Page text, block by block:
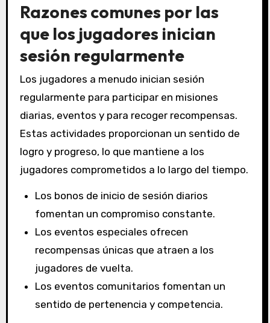
Razones comunes por las
que los jugadores inician
sesión regularmente
Los jugadores a menudo inician sesión
regularmente para participar en misiones
diarias, eventos y para recoger recompensas.
Estas actividades proporcionan un sentido de
logro y progreso, lo que mantiene a los
jugadores comprometidos a lo largo del tiempo.
Los bonos de inicio de sesión diarios
fomentan un compromiso constante.
Los eventos especiales ofrecen
recompensas únicas que atraen a los
jugadores de vuelta.
Los eventos comunitarios fomentan un
sentido de pertenencia y competencia.